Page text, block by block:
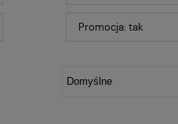
Promocja: tak